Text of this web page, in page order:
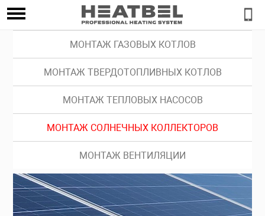
МОНТАЖ ГАЗОВЫХ КОТЛОВ
МОНТАЖ ТВЕРДОТОПЛИВНЫХ КОТЛОВ
МОНТАЖ ТЕПЛОВЫХ НАСОСОВ
МОНТАЖ СОЛНЕЧНЫХ КОЛЛЕКТОРОВ
МОНТАЖ ВЕНТИЛЯЦИИ